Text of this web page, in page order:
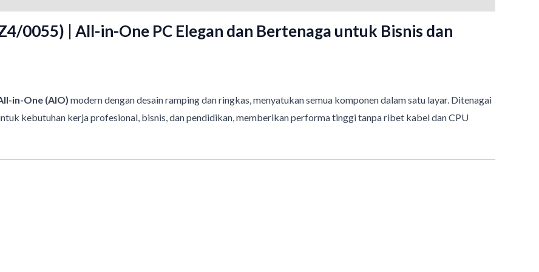
0055) | All-in-One PC Elegan dan Bertenaga untuk Bisnis dan
in-One (AIO) modern dengan desain ramping dan ringkas, menyatukan semua komponen dalam satu layar. Ditenagai
kebutuhan kerja profesional, bisnis, dan pendidikan, memberikan performa tinggi tanpa ribet kabel dan CPU